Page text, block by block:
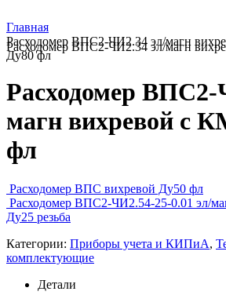
Главная
Расходомер ВПС2-ЧИ2.34 эл/магн
Ду80 фл
Расходомер ВПС2-ЧИ2.34 эл/магн
Расходомер ВПС2-
магн вихревой с
фл
Расходомер ВПС вихревой Ду50 фл
Расходомер ВПС2-ЧИ2.54-25-0.01 эл/
Ду25 резьба
Категории: Приборы учета и КИПиА,
комплектующие
Детали